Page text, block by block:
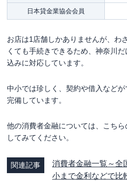
日本貸金業協会会員
お店は1店舗しかありませんが、わ
くても手続きできるため、神奈川
込みに対応しています。
中小では珍しく、契約や借入など
完備しています。
他の消費者金融については、こち
してみてください。
関連記事
消費者金融一覧～全
小まで金利などで比